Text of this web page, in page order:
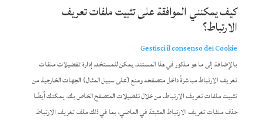
كيف يمكنني الموافقة على تثبيت ملفات تعريف
الارتباط؟
Gestisci il consenso dei Cookie
بالإضافة إلى ما هو مذكور في هذا المستند، يمكن للمستخدم إدارة تفضيلات ملفات
تعريف الارتباط مباشرةً داخل متصفحه ومنع (على سبيل المثال) الجهات الخارجية من
تثبيت ملفات تعريف الارتباط. من خلال تفضيلات المتصفح الخاص بك، يمكنك أيضًا
حذف ملفات تعريف الارتباط المثبتة في الماضي، بما في ذلك ملف تعريف الارتباط